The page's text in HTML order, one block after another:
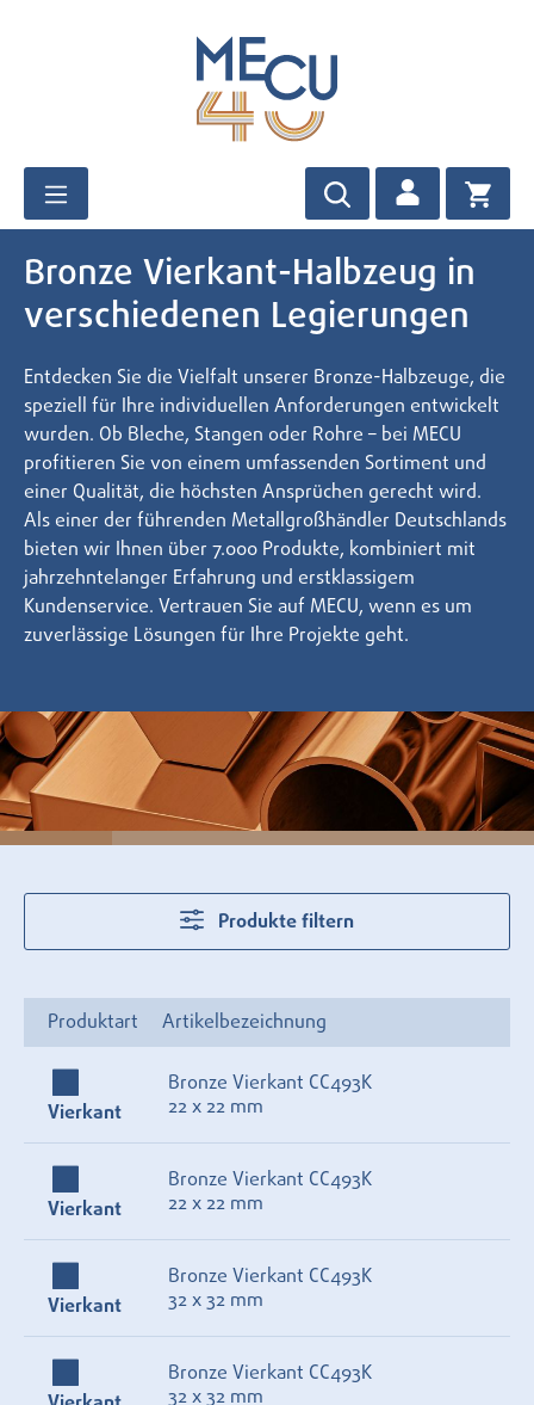
Bronze Vierkant-Halbzeug in
verschiedenen Legierungen
Entdecken Sie die Vielfalt unserer Bronze-Halbzeuge, die
speziell für Ihre individuellen Anforderungen entwickelt
wurden. Ob Bleche, Stangen oder Rohre – bei MECU
profitieren Sie von einem umfassenden Sortiment und
einer Qualität, die höchsten Ansprüchen gerecht wird.
Als einer der führenden Metallgroßhändler Deutschlands
bieten wir Ihnen über 7.000 Produkte, kombiniert mit
jahrzehntelanger Erfahrung und erstklassigem
Kundenservice. Vertrauen Sie auf MECU, wenn es um
zuverlässige Lösungen für Ihre Projekte geht.
Produkte filtern
Produktart Artikelbezeichnung
Vierkant
Bronze Vierkant CC493K
22 x 22 mm
Vierkant
Bronze Vierkant CC493K
22 x 22 mm
Vierkant
Bronze Vierkant CC493K
32 x 32 mm
Bronze Vierkant CC493K
32 x 32 mm